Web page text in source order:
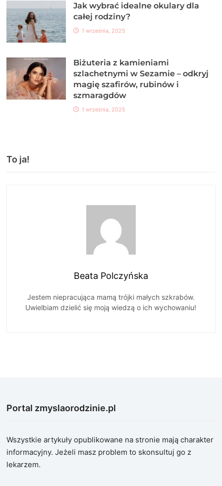
Jak wybrać idealne okulary dla
całej rodziny?
1 września, 2025
Biżuteria z kamieniami
szlachetnymi w Sezamie – odkryj
magię szafirów, rubinów i
szmaragdów
1 września, 2025
To ja!
Beata Polczyńska
Jestem niepracująca mamą trójki małych szkrabów.
Uwielbiam dzielić się moją wiedzą o ich wychowaniu!
Portal zmyslaorodzinie.pl
Wszystkie artykuły opublikowane na stronie mają charakter
informacyjny. Jeżeli masz problem to skonsultuj go z
lekarzem.